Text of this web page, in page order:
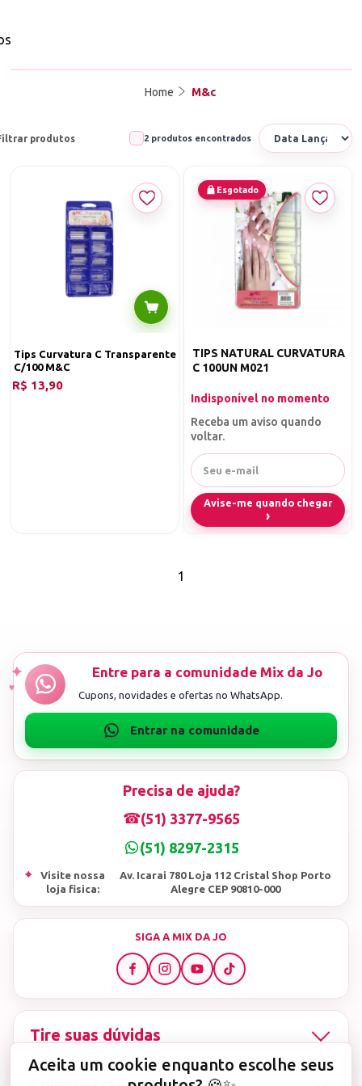
Home M&c
produtos 2 produtos encontrados
Tips Curvatura C Transparente
C/100 M&C
R$ 13,90
Esgotado
TIPS NATURAL CURVATURA
C 100UN M021
Indisponível no momento
Receba um aviso quando
voltar.
Avise-me quando chegar
1
Precisa de ajuda?
☎(51) 3377-9565
(51) 8297-2315
⌖
Visite nossa
loja fisica:
Av. Icarai 780 Loja 112 Cristal Shop Porto
Alegre CEP 90810-000
SIGA A MIX DA JO
Tire suas dúvidas
Aceita um cookie enquanto escolhe seus